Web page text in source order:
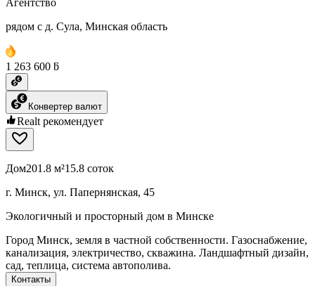
Агентство
рядом с д. Сула, Минская область
1 263 600 ƃ
Конвертер валют
Realt рекомендует
Дом201.8 м²15.8 соток
г. Минск, ул. Папернянская, 45
Экологичный и просторный дом в Минске
Город Минск, земля в частной собственности. Газоснабжение,
канализация, электричество, скважина. Ландшафтный дизайн,
сад, теплица, система автополива.
Контакты